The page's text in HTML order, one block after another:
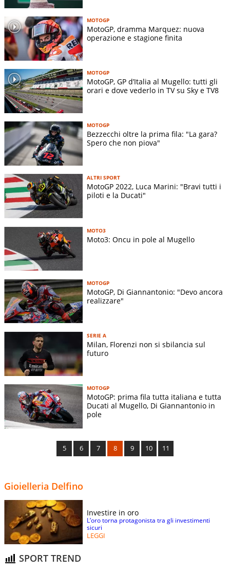
MOTOGP
MotoGP, dramma Marquez: nuova
operazione e stagione finita
MOTOGP
MotoGP, GP d’Italia al Mugello: tutti gli
orari e dove vederlo in TV su Sky e TV8
MOTOGP
Bezzecchi oltre la prima fila: "La gara?
Spero che non piova"
ALTRI SPORT
MotoGP 2022, Luca Marini: "Bravi tutti i
piloti e la Ducati"
MOTO3
Moto3: Oncu in pole al Mugello
MOTOGP
MotoGP, Di Giannantonio: "Devo ancora
realizzare"
SERIE A
Milan, Florenzi non si sbilancia sul
futuro
MOTOGP
MotoGP: prima fila tutta italiana e tutta
Ducati al Mugello, Di Giannantonio in
pole
5 6 7 8 9 10 11
Gioielleria Delfino
Investire in oro
L’oro torna protagonista tra gli investimenti
sicuri
LEGGI
SPORT TREND